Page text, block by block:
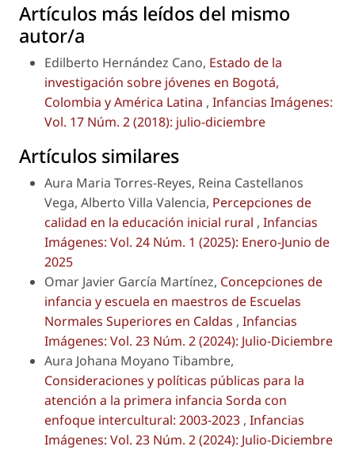
Artículos más leídos del mismo
autor/a
Edilberto Hernández Cano, Estado de la
investigación sobre jóvenes en Bogotá,
Colombia y América Latina , Infancias Imágenes:
Vol. 17 Núm. 2 (2018): julio-diciembre
Artículos similares
Aura Maria Torres-Reyes, Reina Castellanos
Vega, Alberto Villa Valencia, Percepciones de
calidad en la educación inicial rural , Infancias
Imágenes: Vol. 24 Núm. 1 (2025): Enero-Junio de
2025
Omar Javier García Martínez, Concepciones de
infancia y escuela en maestros de Escuelas
Normales Superiores en Caldas , Infancias
Imágenes: Vol. 23 Núm. 2 (2024): Julio-Diciembre
Aura Johana Moyano Tibambre,
Consideraciones y políticas públicas para la
atención a la primera infancia Sorda con
enfoque intercultural: 2003-2023 , Infancias
Imágenes: Vol. 23 Núm. 2 (2024): Julio-Diciembre